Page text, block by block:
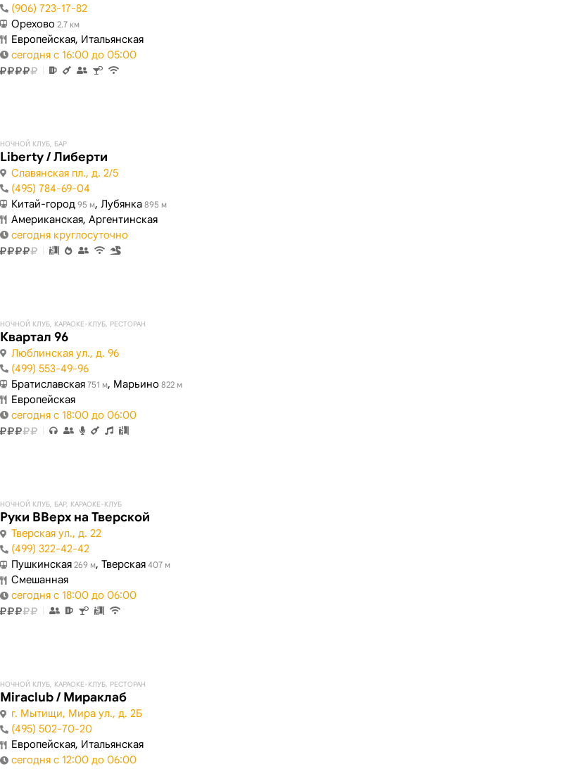
(906) 723-17-82
Орехово 2.7 км
Европейская, Итальянская
сегодня с 16:00 до 05:00
НОЧНОЙ КЛУБ, БАР
Liberty / Либерти
Славянская пл., д. 2/5
(495) 784-69-04
Китай-город 95 м, Лубянка 895 м
Американская, Аргентинская
сегодня круглосуточно
НОЧНОЙ КЛУБ, КАРАОКЕ-КЛУБ, РЕСТОРАН
Квартал 96
Люблинская ул., д. 96
(499) 553-49-96
Братиславская 751 м, Марьино 822 м
Европейская
сегодня с 18:00 до 06:00
НОЧНОЙ КЛУБ, БАР, КАРАОКЕ-КЛУБ
Руки ВВерх на Тверской
Тверская ул., д. 22
(499) 322-42-42
Пушкинская 269 м, Тверская 407 м
Смешанная
сегодня с 18:00 до 06:00
НОЧНОЙ КЛУБ, КАРАОКЕ-КЛУБ, РЕСТОРАН
Miraclub / Мираклаб
г. Мытищи, Мира ул., д. 2Б
(495) 502-70-20
Европейская, Итальянская
сегодня с 12:00 до 06:00